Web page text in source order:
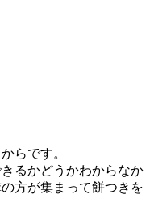
らです。
るかどうかわからなか
方が集まって餅つきを